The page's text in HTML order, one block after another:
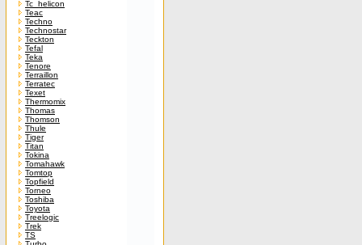
Tc_helicon
Teac
Techno
Technostar
Teckton
Tefal
Teka
Tenore
Terraillon
Terratec
Texet
Thermomix
Thomas
Thomson
Thule
Tiger
Titan
Tokina
Tomahawk
Tomtop
Topfield
Torneo
Toshiba
Toyota
Treelogic
Trek
TS